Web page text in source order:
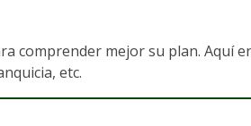
comprender mejor su plan. Aquí
etc.